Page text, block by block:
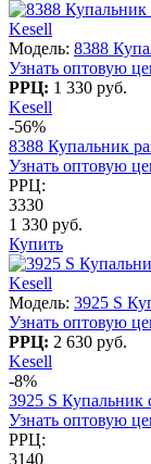
Kesell
Модель: 8388
Узнать оптовую
РРЦ: 1 330 руб.
Kesell
-56%
8388 Купальник
Узнать оптовую
РРЦ:
3330
1 330 руб.
Купить
Kesell
Модель: 3925 S
Узнать оптовую
РРЦ: 2 630 руб.
Kesell
-8%
3925 S
Узнать оптовую
РРЦ:
3140